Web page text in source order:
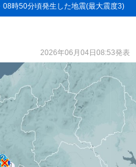
08時50分頃発生した地震(最大震度3)
2026年06月04日08:53発表